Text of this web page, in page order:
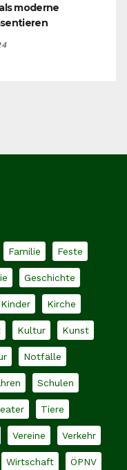
moderne
Familie Feste
Geschichte
Kinder Kirche
Kultur Kunst
Notfälle
Schulen
Tiere
Vereine Verkehr
Wirtschaft ÖPNV